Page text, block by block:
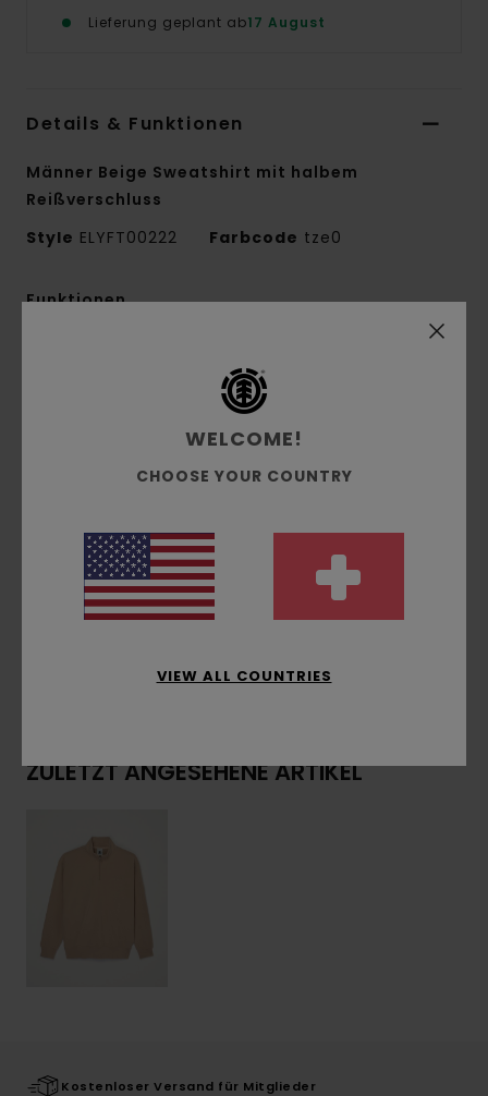
Lieferung geplant ab17 August
Details & Funktionen
Männer Beige Sweatshirt mit halbem
Reißverschluss
Style ELYFT00222 Farbcode tze0
Funktionen
Polyester mit bonded Fleece, 360 g/m²)
Regular Fit
Innen angeraut
1/4-Reißverschluss
Zusammensetzung[Hauptstoff] 100 % recyceltes
Polyester
Versand & Rückversand
ZULETZT ANGESEHENE ARTIKEL
Kostenloser Versand für Mitglieder
WELCOME!
CHOOSE YOUR COUNTRY
VIEW ALL COUNTRIES